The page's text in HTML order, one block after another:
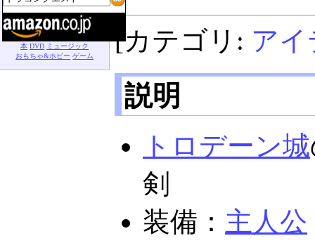
[カテゴリ: ア
説明
トロデーン城
剣
装備： 主人公
本 DVD ミュージック
おもちゃ&ホビー ゲーム